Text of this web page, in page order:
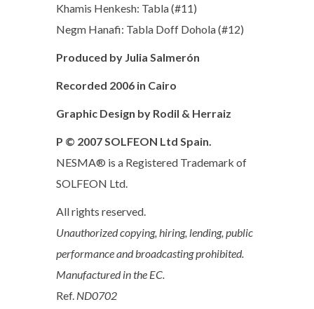
Khamis Henkesh: Tabla (#11)
Negm Hanafi: Tabla Doff Dohola (#12)
Produced by Julia Salmerón
Recorded 2006 in Cairo
Graphic Design by Rodil & Herraiz
P © 2007 SOLFEON Ltd Spain.
NESMA® is a Registered Trademark of
SOLFEON Ltd.
All rights reserved.
Unauthorized copying, hiring, lending, public
performance and broadcasting prohibited.
Manufactured in the EC.
Ref. ND0702